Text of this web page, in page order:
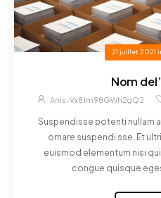
21 juillet 2021
Nom
Anis-Vx8Jm98GWh2gQ2
Suspendisse potenti nullam
ornare suspendi sse. Et
euismod elementum nisi
congue quisque